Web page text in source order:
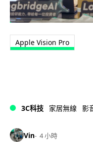
Apple Vision Pro
3C科技 家居無線 影
Vin 4 小時